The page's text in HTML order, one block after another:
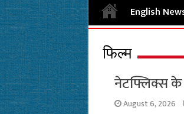
English
फिल्म
नेटफ्लिक्स के
August 6, 2026